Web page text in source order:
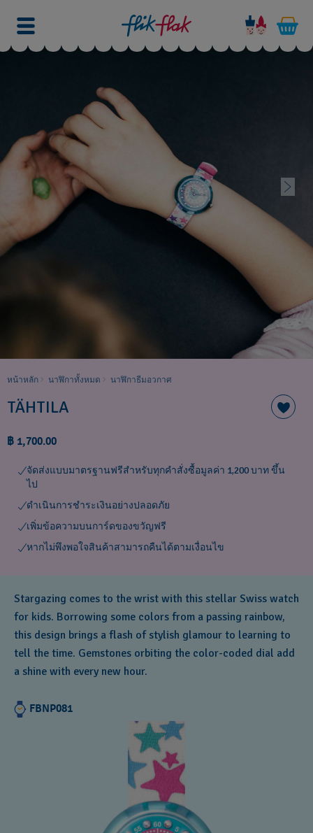
หน้าหลัก นาฬิกาทั้งหมด นาฬิกาธีมอวกาศ
TÄHTILA
฿ 1,700.00
จัดส่งแบบมาตรฐานฟรีสำหรับทุกคำสั่งซื้อมูลค่า 1,200 บาท ขึ้น
ไป
ดำเนินการชำระเงินอย่างปลอดภัย
เพิ่มข้อความบนการ์ดของขวัญฟรี
หากไม่พึงพอใจสินค้าสามารถคืนได้ตามเงื่อนไข
Stargazing comes to the wrist with this stellar Swiss watch
for kids. Borrowing some colors from a passing rainbow,
this design brings a flash of stylish glamour to learning to
tell the time. Gemstones orbiting the color-coded dial add
a shine with every new hour.
FBNP081